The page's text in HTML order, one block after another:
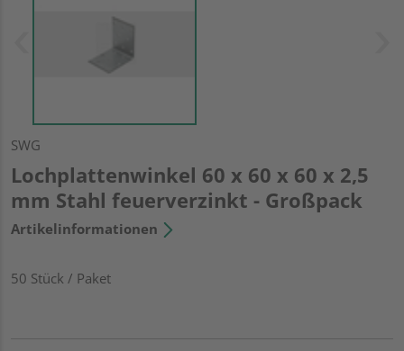
SWG
Lochplattenwinkel 60 x 60 x 60 x 2,5
mm Stahl feuerverzinkt - Großpack
Artikelinformationen
50 Stück / Paket